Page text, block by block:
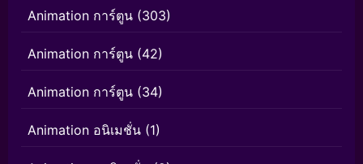
Animation การ์ตูน (303)
Animation การ์ตูน (42)
Animation การ์ตูน (34)
Animation อนิเมชั่น (1)